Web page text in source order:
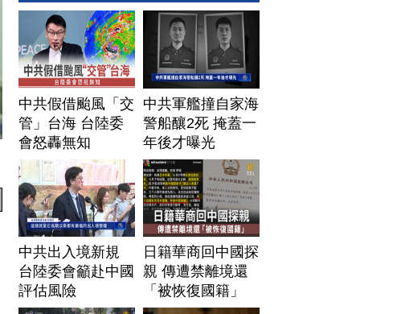
中共假借颱風「交
管」台海 台陸委
會怒轟無知
中共軍艦撞自家海
警船釀2死 掩蓋一
年後才曝光
中共出入境新規
台陸委會籲赴中國
評估風險
日籍華商回中國探
親 傳遭禁離境還
「被恢復國籍」